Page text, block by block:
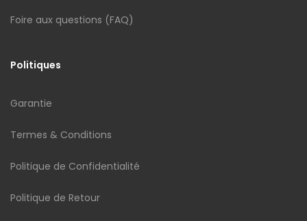
Foire aux questions (FAQ)
Politiques
Garantie
Termes & Conditions
Politique de Confidentialité
Politique de Retour